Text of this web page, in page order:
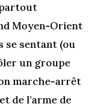
Moyen-Orient
se sentant (ou
un groupe
marche-arrêt
de l’arme de